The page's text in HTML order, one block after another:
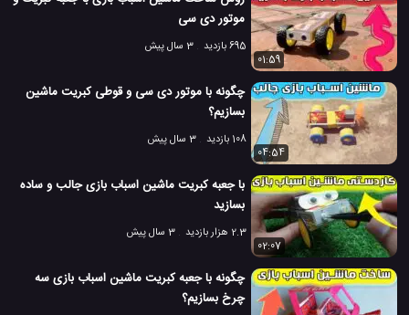
موتور دی سی
695 بازدید
3 سال پیش
01:59
چگونه با موتور دی سی و قوطی کبریت ماشین
بسازیم؟
108 بازدید
3 سال پیش
04:54
با جعبه کبریت ماشین اسباب بازی جالب و ساده
بسازید
2.3 هزار بازدید
3 سال پیش
02:07
چگونه با جعبه کبریت ماشین اسباب بازی سه
چرخ بسازیم؟